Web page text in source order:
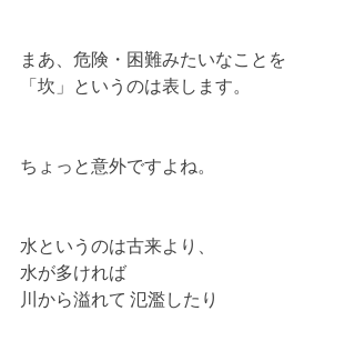
まあ、危険・困難みたいなことを
「坎」というのは表します。
ちょっと意外ですよね。
水というのは古来より、
水が多ければ
川から溢れて 氾濫したり